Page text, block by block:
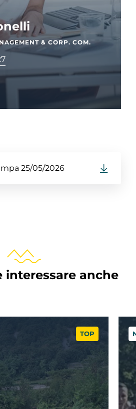
& CORP. COM.
25/05/2026
interessare anche
TOP